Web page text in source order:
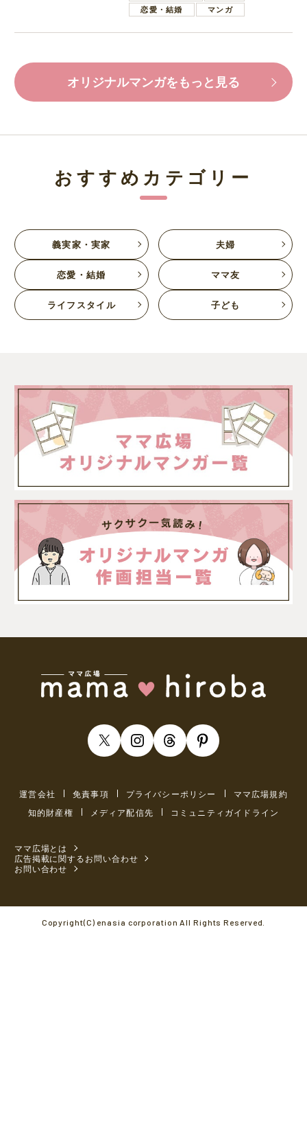
恋愛・結婚
マンガ
オリジナルマンガをもっと見る
おすすめカテゴリー
義実家・実家 夫婦
恋愛・結婚 ママ友
ライフスタイル 子ども
運営会社 免責事項 プライバシーポリシー
ママ広場規約
知的財産権
メディア配信先 コミュニティガイドライン
ママ広場とは
広告掲載に関するお問い合わせ
お問い合わせ
Copyright(C) enasia corporation All Rights Reserved.